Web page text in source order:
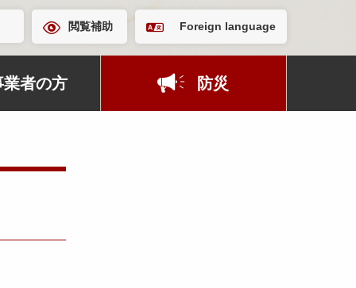
閲覧補助 Foreign language
業者の方 防災